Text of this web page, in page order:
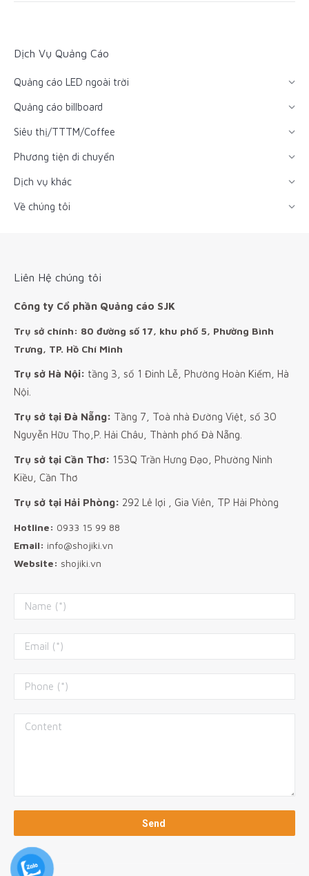
Dịch Vụ Quảng Cáo
Quảng cáo LED ngoài trời
Quảng cáo billboard
Siêu thị/TTTM/Coffee
Phương tiện di chuyển
Dịch vụ khác
Về chúng tôi
Liên Hệ chúng tôi
Công ty Cổ phần Quảng cáo SJK
Trụ sở chính: 80 đường số 17, khu phố 5, Phường Bình
Trưng, TP. Hồ Chí Minh
Trụ sở Hà Nội: tầng 3, số 1 Đinh Lễ, Phường Hoàn Kiếm, Hà
Nội.
Trụ sở tại Đà Nẵng: Tầng 7, Toà nhà Đường Việt, số 30
Nguyễn Hữu Thọ,P. Hải Châu, Thành phố Đà Nẵng.
Trụ sở tại Cần Thơ: 153Q Trần Hưng Đạo, Phường Ninh
Kiều, Cần Thơ
Trụ sở tại Hải Phòng: 292 Lê lợi , Gia Viên, TP Hải Phòng
Hotline: 0933 15 99 88
Email: info@shojiki.vn
Website: shojiki.vn